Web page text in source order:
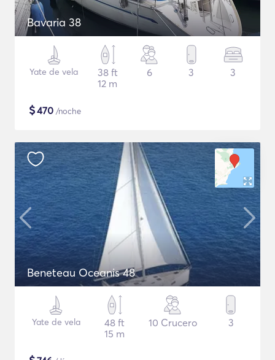
Bavaria 38
Yate de vela
38 ft
12 m
6 3 3
$470 /noche
Beneteau Oceanis 48
Yate de vela
48 ft
15 m
10 Crucero 3